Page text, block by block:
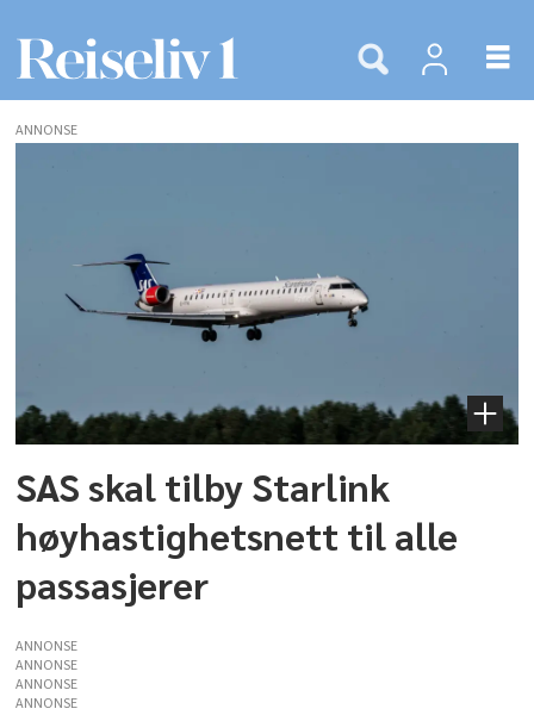
satellitter
ANNONSE
SAS skal tilby Starlink
høyhastighetsnett til alle
passasjerer
ANNONSE
ANNONSE
ANNONSE
ANNONSE